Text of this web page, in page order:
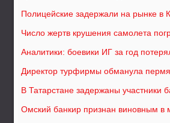
Полицейские задержали на рынке в
Число жертв крушения самолета
Аналитики: боевики ИГ за год
Директор турфирмы обманула
В Татарстане задержаны участники
Омский банкир признан виновным